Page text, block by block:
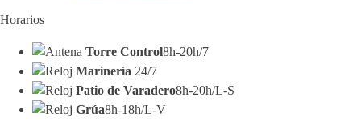
Horarios
Torre Control8h-20h/7
Marinería 24/7
Patio de Varadero8h-20h/L-S
Grúa8h-18h/L-V